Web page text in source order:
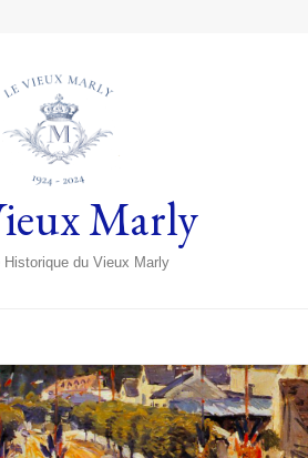
Marly
Historique du Vieux Marly